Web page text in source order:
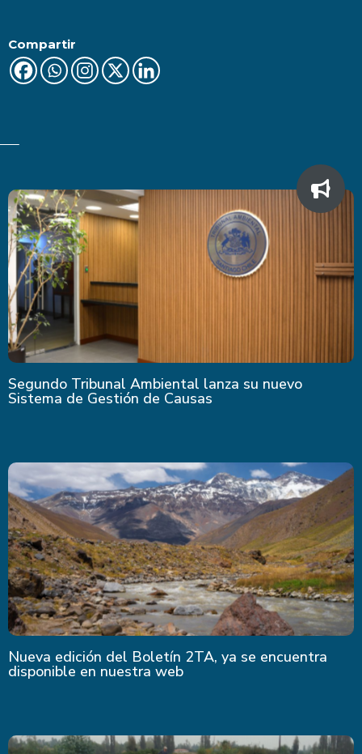
Compartir
Segundo Tribunal Ambiental lanza su nuevo
Sistema de Gestión de Causas
Nueva edición del Boletín 2TA, ya se encuentra
disponible en nuestra web